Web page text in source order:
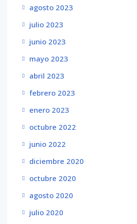
agosto 2023
julio 2023
junio 2023
mayo 2023
abril 2023
febrero 2023
enero 2023
octubre 2022
junio 2022
diciembre 2020
octubre 2020
agosto 2020
julio 2020